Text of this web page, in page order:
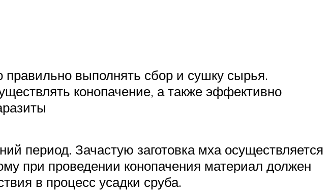
выполнять сбор и сушку сырья.
конопачение, а также эффективно
период. Зачастую заготовка мха осуществляется
при проведении конопачения материал должен
в процесс усадки сруба.